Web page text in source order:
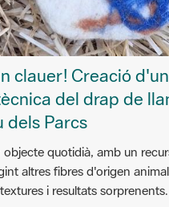
clauer! Creació
del drap de
dels Parcs
objecte quotidià, amb un
altres fibres d'origen
i resultats sorprenents.